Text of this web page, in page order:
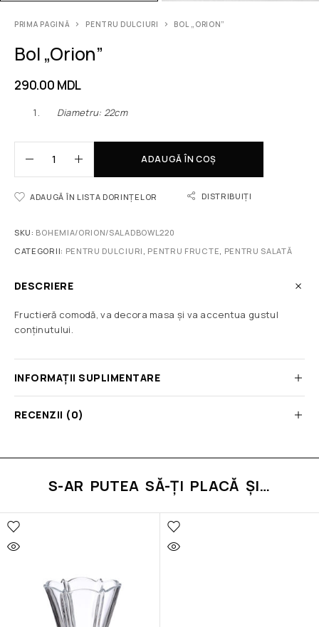
PRIMA PAGINĂ PENTRU DULCIURI BOL „ORION”
Bol „Orion”
290.00 MDL
Diametru: 22сm
ADAUGĂ ÎN COȘ
ADAUGĂ ÎN LISTA DORINȚELOR DISTRIBUIȚI
SKU: BOHEMIA/ORION/SALADBOWL220
CATEGORII: PENTRU DULCIURI PENTRU FRUCTE PENTRU SALATĂ
DESCRIERE
Fructieră comodă, va decora masa și va accentua gustul
conținutului.
INFORMAȚII SUPLIMENTARE
RECENZII (0)
S-AR PUTEA SĂ-ȚI PLACĂ ȘI…